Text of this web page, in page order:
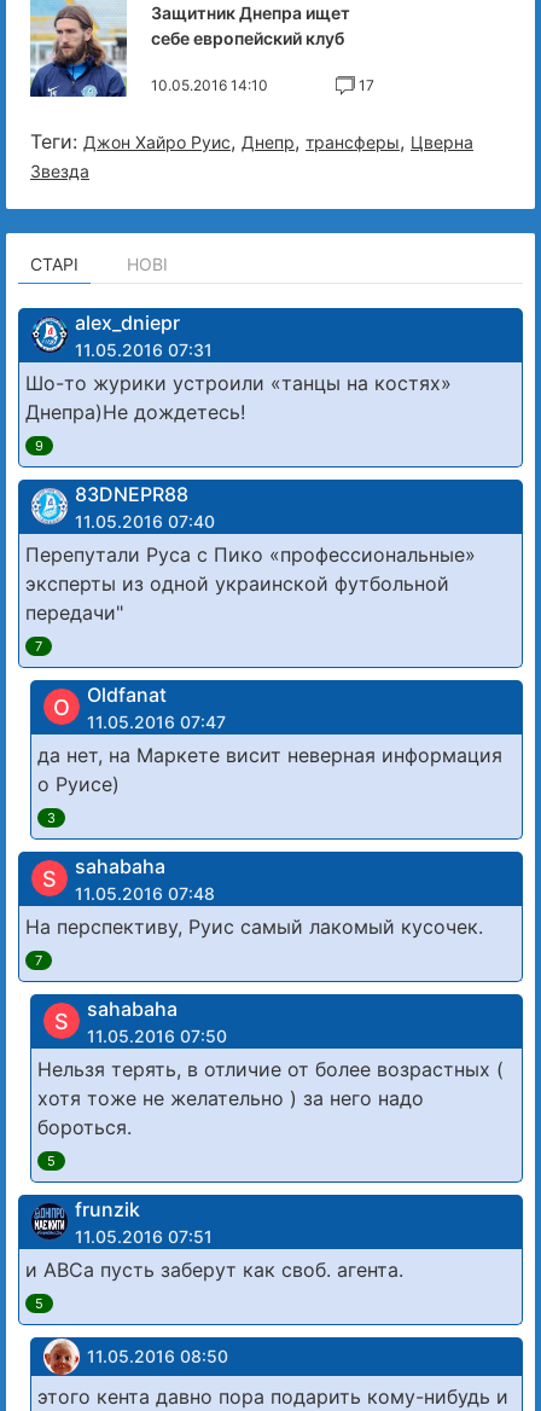
Защитник Днепра ищет
себе европейский клуб
10.05.2016 14:10 17
Теги: Джон Хайро Руис, Днепр, трансферы, Цверна
Звезда
СТАРІ НОВІ
alex_dniepr
11.05.2016 07:31
Шо-то журики устроили «танцы на костях»
Днепра)Не дождетесь!
9
83DNЕРR88
11.05.2016 07:40
Перепутали Руса с Пико «профессиональные»
эксперты из одной украинской футбольной
передачи"
7
O Oldfanat
11.05.2016 07:47
да нет, на Маркете висит неверная информация
о Руисе)
3
S sahabaha
11.05.2016 07:48
На перспективу, Руис самый лакомый кусочек.
7
S sahabaha
11.05.2016 07:50
Нельзя терять, в отличие от более возрастных (
хотя тоже не желательно ) за него надо
бороться.
5
frunzik
11.05.2016 07:51
и АВСа пусть заберут как своб. агента.
5
11.05.2016 08:50
этого кента давно пора подарить кому-нибудь и